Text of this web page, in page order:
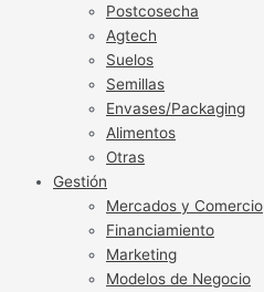
Postcosecha
Agtech
Suelos
Semillas
Envases/Packaging
Alimentos
Otras
Gestión
Mercados y Comercio
Financiamiento
Marketing
Modelos de Negocio